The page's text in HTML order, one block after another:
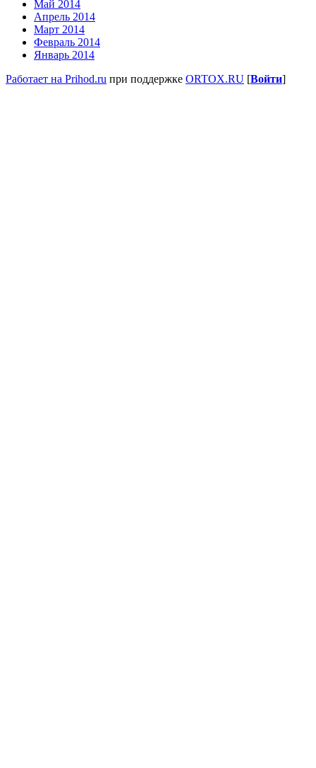
Май 2014
Апрель 2014
Март 2014
Февраль 2014
Январь 2014
Работает на Prihod.ru при поддержке ORTOX.RU [Войти]